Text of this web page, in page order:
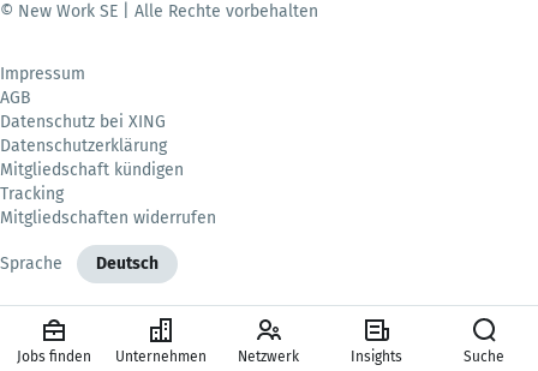
© New Work SE | Alle Rechte vorbehalten
Impressum
AGB
Datenschutz bei XING
Datenschutzerklärung
Mitgliedschaft kündigen
Tracking
Mitgliedschaften widerrufen
Sprache Deutsch
Jobs finden Unternehmen Netzwerk Insights Suche